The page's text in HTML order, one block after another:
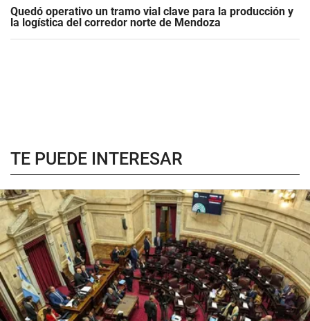
Quedó operativo un tramo vial clave para la producción y
la logística del corredor norte de Mendoza
TE PUEDE INTERESAR